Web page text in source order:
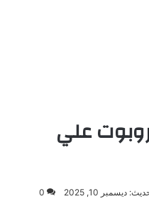
علي
ديسمبر 10, 2025 0